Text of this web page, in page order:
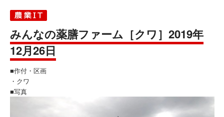
みんなの薬膳ファーム［クワ］2019年
12月26日
■作付・区画
・クワ
■写真